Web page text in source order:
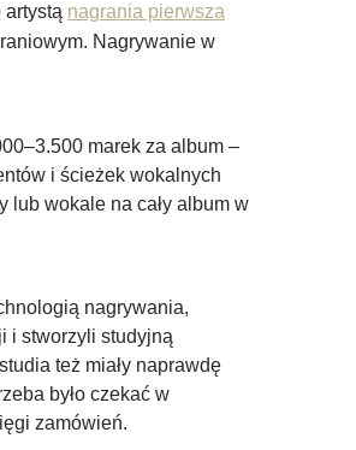
artystą nagrania pierwsza
Nagrywanie w
marek za album –
i ścieżek wokalnych
lub wokale na cały album w
nagrywania,
i stworzyli studyjną
też miały naprawdę
było czekać w
zamówień.